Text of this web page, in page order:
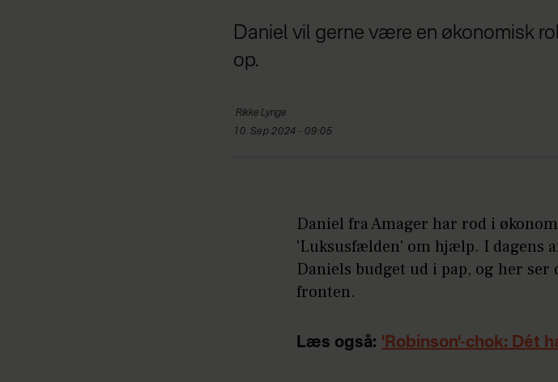
Daniel vil gerne være en økonomisk
op.
Rikke Lynge
10. Sep 2024 - 09:05
Daniel fra Amager har rod i
'Luksusfælden' om hjælp. I dagens
Daniels budget ud i pap, og her
fronten.
Læs også: 'Robinson'-chok: Dét